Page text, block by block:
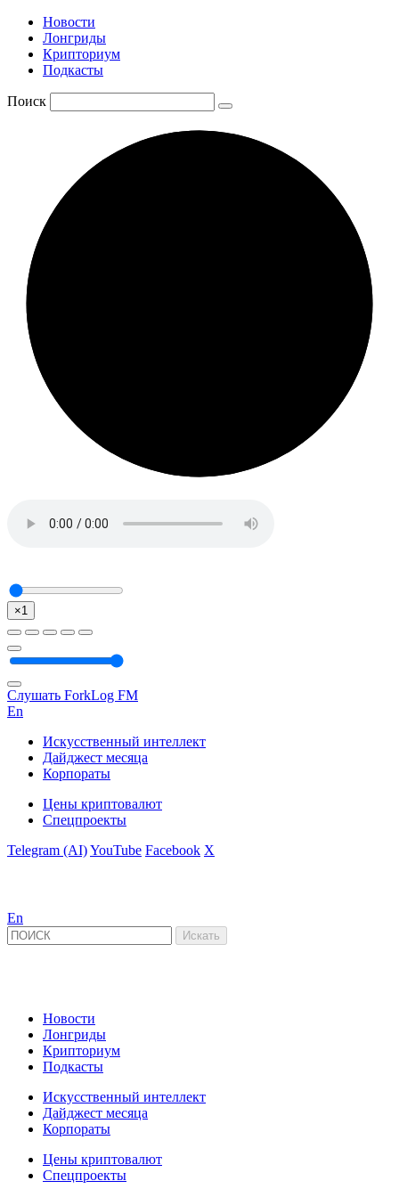
Новости
Лонгриды
Крипториум
Подкасты
Поиск
×1
Слушать ForkLog FM
En
Искусственный интеллект
Дайджест месяца
Корпораты
Цены криптовалют
Спецпроекты
Telegram (AI)YouTube Facebook X
En
Новости
Лонгриды
Крипториум
Подкасты
Искусственный интеллект
Дайджест месяца
Корпораты
Цены криптовалют
Спецпроекты